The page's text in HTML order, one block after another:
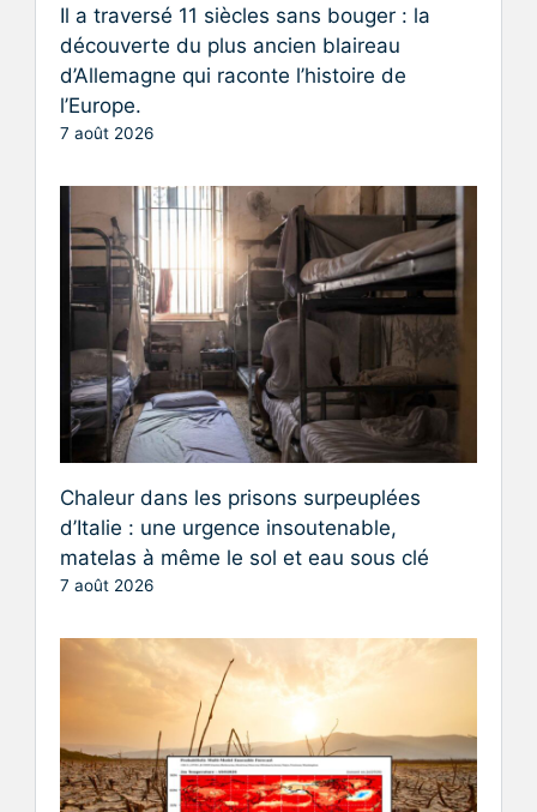
Il a traversé 11 siècles sans bouger : la
découverte du plus ancien blaireau
d’Allemagne qui raconte l’histoire de
l’Europe.
7 août 2026
Chaleur dans les prisons surpeuplées
d’Italie : une urgence insoutenable,
matelas à même le sol et eau sous clé
7 août 2026